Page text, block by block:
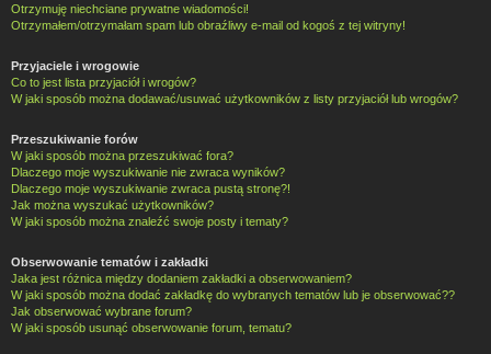
Otrzymuję niechciane prywatne wiadomości!
Otrzymałem/otrzymałam spam lub obraźliwy e-mail od kogoś z tej witryny!
Przyjaciele i wrogowie
Co to jest lista przyjaciół i wrogów?
W jaki sposób można dodawać/usuwać użytkowników z listy przyjaciół lub wrogów?
Przeszukiwanie forów
W jaki sposób można przeszukiwać fora?
Dlaczego moje wyszukiwanie nie zwraca wyników?
Dlaczego moje wyszukiwanie zwraca pustą stronę?!
Jak można wyszukać użytkowników?
W jaki sposób można znaleźć swoje posty i tematy?
Obserwowanie tematów i zakładki
Jaka jest różnica między dodaniem zakładki a obserwowaniem?
W jaki sposób można dodać zakładkę do wybranych tematów lub je obserwować??
Jak obserwować wybrane forum?
W jaki sposób usunąć obserwowanie forum, tematu?